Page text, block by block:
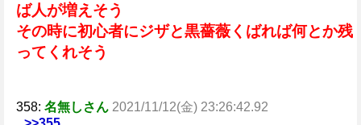
ば人が増えそう
その時に初心者にジザと黒薔薇くばれば何とか残
ってくれそう
358: 名無しさん 2021/11/12(金) 23:26:42.92